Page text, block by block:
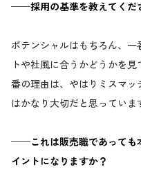
──採用の基準を教えてくだ
ポテンシャルはもちろん、
トや社風に合うかどうかを
番の理由は、やはりミスマ
はかなり大切だと思っていま
──これは販売職であっても
イントになりますか？